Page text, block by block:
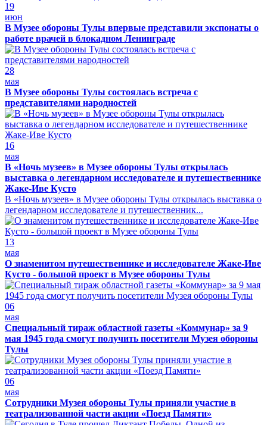
19
июн
В Музее обороны Тулы впервые представили экспонаты о
работе врачей в блокадном Ленинграде
28
мая
В Музее обороны Тулы состоялась встреча с
представителями народностей
16
мая
В «Ночь музеев» в Музее обороны Тулы открылась
выставка о легендарном исследователе и путешественнике
Жаке-Иве Кусто
В «Ночь музеев» в Музее обороны Тулы открылась выставка о
легендарном исследователе и путешественник...
13
мая
О знаменитом путешественнике и исследователе Жаке-Иве
Кусто - большой проект в Музее обороны Тулы
06
мая
Специальный тираж областной газеты «Коммунар» за 9
мая 1945 года смогут получить посетители Музея обороны
Тулы
06
мая
Сотрудники Музея обороны Тулы приняли участие в
театрализованной части акции «Поезд Памяти»